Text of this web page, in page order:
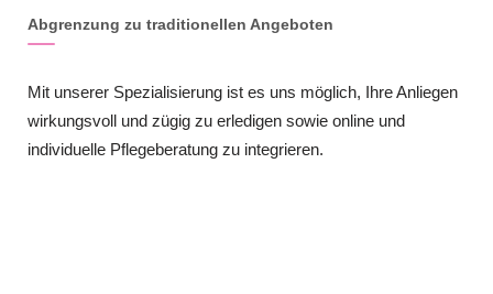
Abgrenzung zu traditionellen Angeboten
Mit unserer Spezialisierung ist es uns möglich, Ihre Anliegen
wirkungsvoll und zügig zu erledigen sowie online und
individuelle Pflegeberatung zu integrieren.